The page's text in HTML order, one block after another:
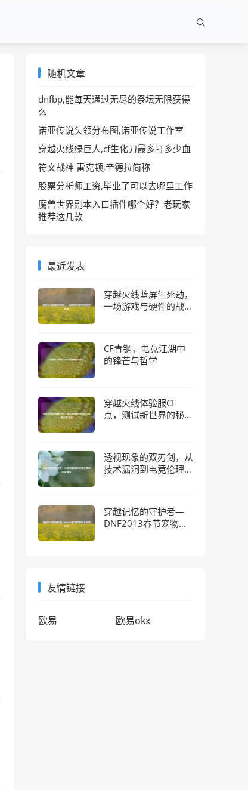
随机文章
dnfbp,能每天通过无尽的祭坛无限获得
么
诺亚传说头领分布图,诺亚传说工作室
穿越火线绿巨人,cf生化刀最多打多少血
符文战神 雷克顿,辛德拉简称
股票分析师工资,毕业了可以去哪里工作
魔兽世界副本入口插件哪个好？老玩家
推荐这几款
最近发表
穿越火线蓝屏生死劫，
一场游戏与硬件的战争
CF青钢，电竞江湖中
的锋芒与哲学
穿越火线体验服CF
点，测试新世界的秘钥
透视现象的双刃剑，从
技术漏洞到电竞伦理的
穿越记忆的守护者—
DNF2013春节宠物的
友情链接
欧易 欧易okx